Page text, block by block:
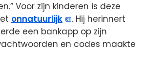
Voor zijn kinderen is deze
onnatuurlijk
. Hij herinnert
een bankapp op zijn
en codes maakte